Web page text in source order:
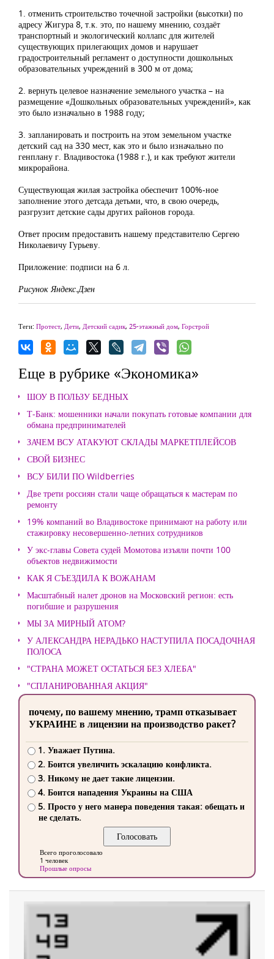
1. отменить строительство точечной застройки (высотки) по
адресу Жигура 8, т.к. это, по нашему мнению, создаёт
транспортный и экологический коллапс для жителей
существующих прилегающих домов и нарушает
градостроительный регламент о доступности дошкольных
образовательных учреждений в 300 м от дома;
2. вернуть целевое назначение земельного участка – на
размещение «Дошкольных образовательных учреждений», как
это было изначально в 1988 году;
3. запланировать и построить на этом земельном участке
детский сад на 330 мест, как это и было изначально по
генплану г. Владивостока (1988 г.), и как требуют жители
микрорайона.
Существующая жилая застройка обеспечит 100%-ное
заполнение этого детсада детьми, что, в свою очередь,
разгрузит детские сады других районов города.
Ответ просим предоставить нашему представителю Сергею
Николаевичу Гурьеву.
Приложение: подписи на 6 л.
Рисунок Яндекс.Дзен
Теги: Протест, Дети, Детский садик, 25-этажный дом, Горстрой
Еще в рубрике «Экономика»
ШОУ В ПОЛЬЗУ БЕДНЫХ
Т-Банк: мошенники начали покупать готовые компании для
обмана предпринимателей
ЗАЧЕМ ВСУ АТАКУЮТ СКЛАДЫ МАРКЕТПЛЕЙСОВ
СВОЙ БИЗНЕС
ВСУ БИЛИ ПО Wildberries
Две трети россиян стали чаще обращаться к мастерам по
ремонту
19% компаний во Владивостоке принимают на работу или
стажировку несовершенно-летних сотрудников
У экс-главы Совета судей Момотова изъяли почти 100
объектов недвижимости
КАК Я СЪЕЗДИЛА К ВОЖАНАМ
Масштабный налет дронов на Московский регион: есть
погибшие и разрушения
МЫ ЗА МИРНЫЙ АТОМ?
У АЛЕКСАНДРА НЕРАДЬКО НАСТУПИЛА ПОСАДОЧНАЯ
ПОЛОСА
"СТРАНА МОЖЕТ ОСТАТЬСЯ БЕЗ ХЛЕБА"
"СПЛАНИРОВАННАЯ АКЦИЯ"
почему, по вашему мнению, трамп отказывает
УКРАИНЕ в лицензии на производство ракет?
1. Уважает Путина.
2. Боится увеличить эскалацию конфликта.
3. Никому не дает такие лицензии.
4. Боится нападения Украины на США
5. Просто у него манера поведения такая: обещать и
не сделать.
Всего проголосовало
1 человек
Прошлые опросы